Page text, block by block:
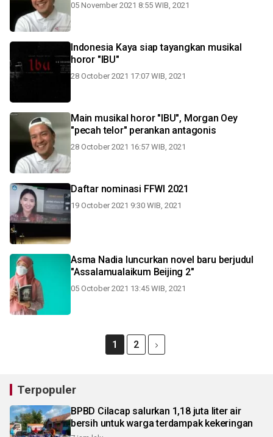
05 November 2021 8:55 WIB, 2021
Indonesia Kaya siap tayangkan musikal
horor "IBU"
28 October 2021 17:07 WIB, 2021
Main musikal horor "IBU", Morgan Oey
"pecah telor" perankan antagonis
28 October 2021 16:57 WIB, 2021
Daftar nominasi FFWI 2021
19 October 2021 9:30 WIB, 2021
Asma Nadia luncurkan novel baru berjudul
"Assalamualaikum Beijing 2"
05 October 2021 13:45 WIB, 2021
1 2
Terpopuler
BPBD Cilacap salurkan 1,18 juta liter air
bersih untuk warga terdampak kekeringan